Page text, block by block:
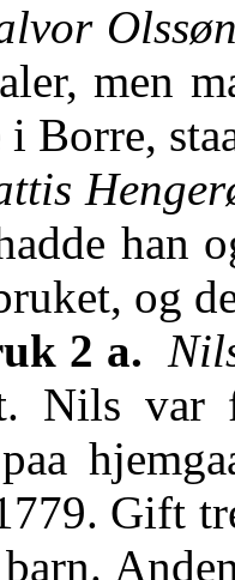
Olssøn
men
i Borre,
han
og
2 a.
Nils var
Gift